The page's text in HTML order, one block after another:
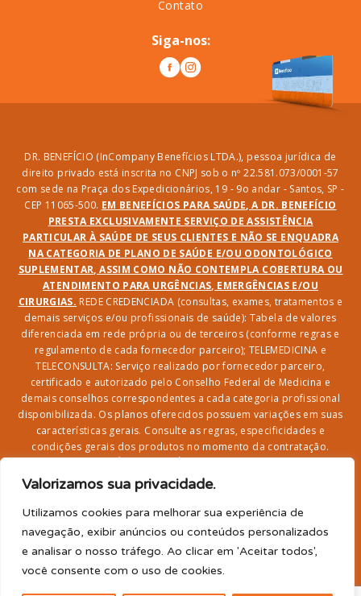
Valorizamos sua privacidade.
Utilizamos cookies para melhorar sua experiência de
navegação, exibir anúncios ou conteúdos personalizados
e analisar o nosso tráfego. Ao clicar em 'Aceitar todos',
você consente com o uso de cookies.
Contato
Siga-nos:
DR. BENEFÍCIO (InCompany Benefícios LTDA.), pessoa jurídica de
direito privado está inscrita no CNPJ sob o nº 22.581.073/0001-57
com sede na Praça dos Expedicionários, 19 - 9o andar - Santos, SP -
CEP 11065-500. EM BENEFÍCIOS PARA SAÚDE, A DR. BENEFÍCIO
PRESTA EXCLUSIVAMENTE SERVIÇO DE ASSISTÊNCIA
PARTICULAR À SAÚDE DE SEUS CLIENTES E NÃO SE ENQUADRA
NA CATEGORIA DE PLANO DE SAÚDE E/OU ODONTOLÓGICO
SUPLEMENTAR, ASSIM COMO NÃO CONTEMPLA COBERTURA OU
ATENDIMENTO PARA URGÊNCIAS, EMERGÊNCIAS E/OU
CIRURGIAS. REDE CREDENCIADA (consultas, exames, tratamentos e
demais serviços e/ou profissionais de saúde): Tabela de valores
diferenciada em rede própria ou de terceiros (conforme regras e
regulamento de cada fornecedor parceiro); TELEMEDICINA e
TELECONSULTA: Serviço realizado por fornecedor parceiro,
certificado e autorizado pelo Conselho Federal de Medicina e
demais conselhos correspondentes a cada categoria profissional
disponibilizada. Os planos oferecidos possuem variações em suas
características gerais. Consulte as regras, especificidades e
condições gerais dos produtos no momento da contratação.
serviços na rede credenciada;SEGURO DE VIDA, ACIDENTES
PESSOAIS, ASSISTÊNCIA FUNERAL 24H, ASSISTÊNCIA
RESIDENCIAL E SORTEIO: Produto com registro SUSEP
garantido pela SEGUROS SURA (CNPJ sob o nº
adesão/elegibilidade de 64 anos (titular) e carência de 60
para utilização.